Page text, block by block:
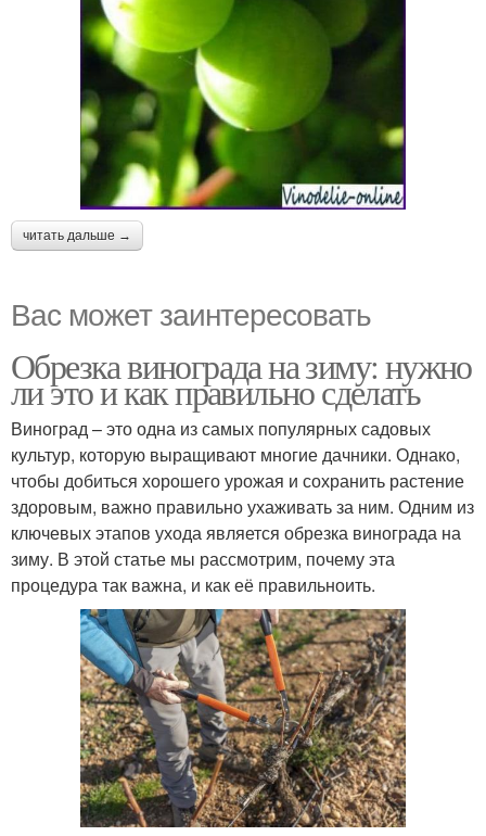
читать дальше →
Вас может заинтересовать
Обрезка винограда на зиму: нужно
ли это и как правильно сделать
Виноград – это одна из самых популярных садовых
культур, которую выращивают многие дачники. Однако,
чтобы добиться хорошего урожая и сохранить растение
здоровым, важно правильно ухаживать за ним. Одним из
ключевых этапов ухода является обрезка винограда на
зиму. В этой статье мы рассмотрим, почему эта
процедура так важна, и как её правильноить.